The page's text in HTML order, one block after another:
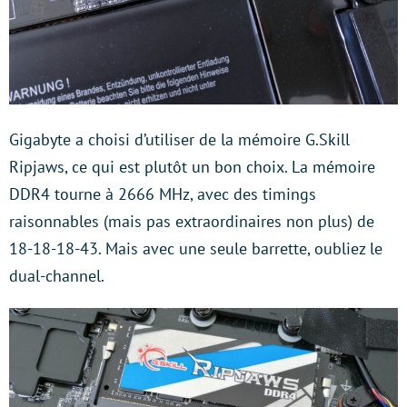
Gigabyte a choisi d’utiliser de la mémoire G.Skill
Ripjaws, ce qui est plutôt un bon choix. La mémoire
DDR4 tourne à 2666 MHz, avec des timings
raisonnables (mais pas extraordinaires non plus) de
18-18-18-43. Mais avec une seule barrette, oubliez le
dual-channel.